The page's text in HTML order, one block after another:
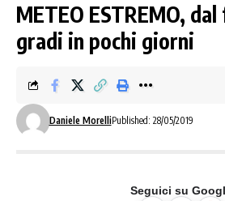
METEO ESTREMO,
gradi in pochi giorni
Daniele MorelliPublished: 28/05/2019
Seguici su